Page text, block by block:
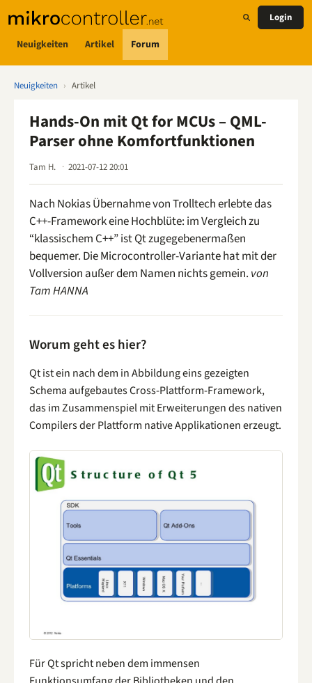
Neuigkeiten Artikel Forum
Login
Neuigkeiten › Artikel
Hands-On mit Qt for MCUs – QML-
Parser ohne Komfortfunktionen
Tam H. 2021-07-12 20:01
Nach Nokias Übernahme von Trolltech erlebte das
C++-Framework eine Hochblüte: im Vergleich zu
“klassischem C++” ist Qt zugegebenermaßen
bequemer. Die Microcontroller-Variante hat mit der
Vollversion außer dem Namen nichts gemein. von
Tam HANNA
Worum geht es hier?
Qt ist ein nach dem in Abbildung eins gezeigten
Schema aufgebautes Cross-Plattform-Framework,
das im Zusammenspiel mit Erweiterungen des nativen
Compilers der Plattform native Applikationen erzeugt.
Für Qt spricht neben dem immensen